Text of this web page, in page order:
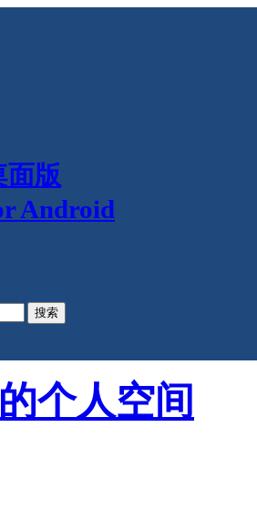
面版
Android
搜索
个人空间